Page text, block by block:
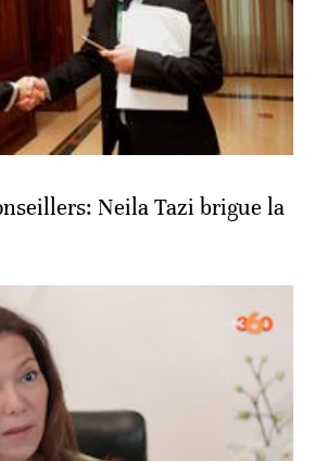
Neila Tazi brigue la